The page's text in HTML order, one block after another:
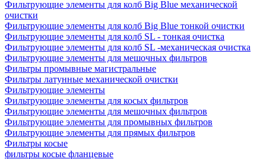
Фильтрующие элементы для колб Big Blue механической
очистки
Фильтрующие элементы для колб Big Blue тонкой очистки
Фильтрующие элементы для колб SL - тонкая очистка
Фильтрующие элементы для колб SL -механическая очистка
Фильтрующие элементы для мешочных фильтров
Фильтры промывные магистральные
Фильтры латунные механической очистки
Фильтрующие элементы
Фильтрующие элементы для косых фильтров
Фильтрующие элементы для мешочных фильтров
Фильтрующие элементы для промывных фильтров
Фильтрующие элементы для прямых фильтров
Фильтры косые
фильтры косые фланцевые